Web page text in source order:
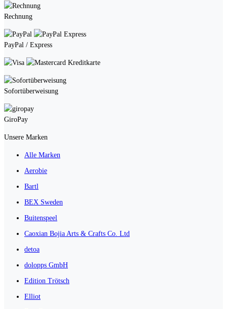
Rechnung
PayPal / Express
Kreditkarte
Sofortüberweisung
GiroPay
Unsere Marken
Alle Marken
Aerobie
Bartl
BEX Sweden
Buitenspeel
Caoxian Bojia Arts & Crafts Co. Ltd
detoa
dolopps GmbH
Edition Trötsch
Elliot